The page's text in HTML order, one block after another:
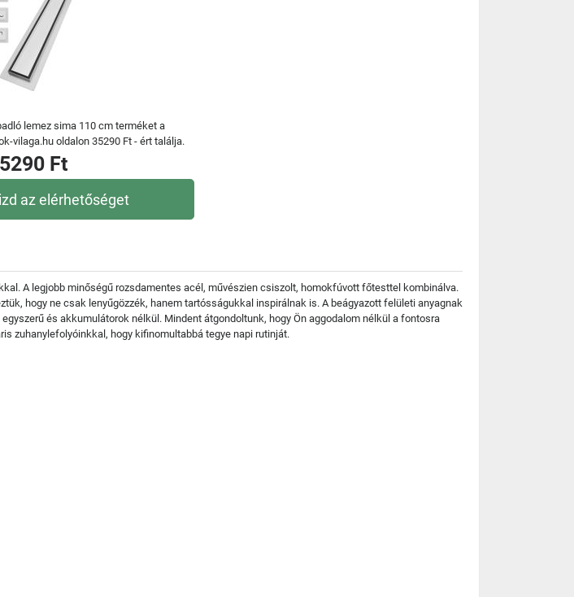
lemez sima 110 cm terméket a
vilaga.hu oldalon 35290 Ft - ért találja.
Ft
az elérhetőséget
A legjobb minőségű rozsdamentes acél, művészien csiszolt, homokfúvott főtesttel kombinálva.
hogy ne csak lenyűgözzék, hanem tartósságukkal inspirálnak is. A beágyazott felületi anyagnak
és akkumulátorok nélkül. Mindent átgondoltunk, hogy Ön aggodalom nélkül a fontosra
zuhanylefolyóinkkal, hogy kifinomultabbá tegye napi rutinját.